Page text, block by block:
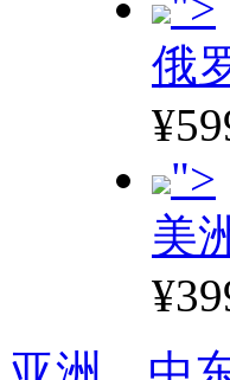
俄
">
美